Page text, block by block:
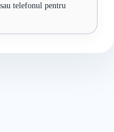
telefonul pentru